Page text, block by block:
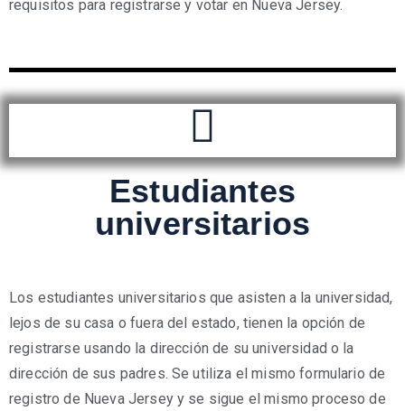
requisitos para registrarse y votar en Nueva Jersey.
Estudiantes
universitarios
Los estudiantes universitarios que asisten a la universidad,
lejos de su casa o fuera del estado, tienen la opción de
registrarse usando la dirección de su universidad o la
dirección de sus padres. Se utiliza el mismo formulario de
registro de Nueva Jersey y se sigue el mismo proceso de